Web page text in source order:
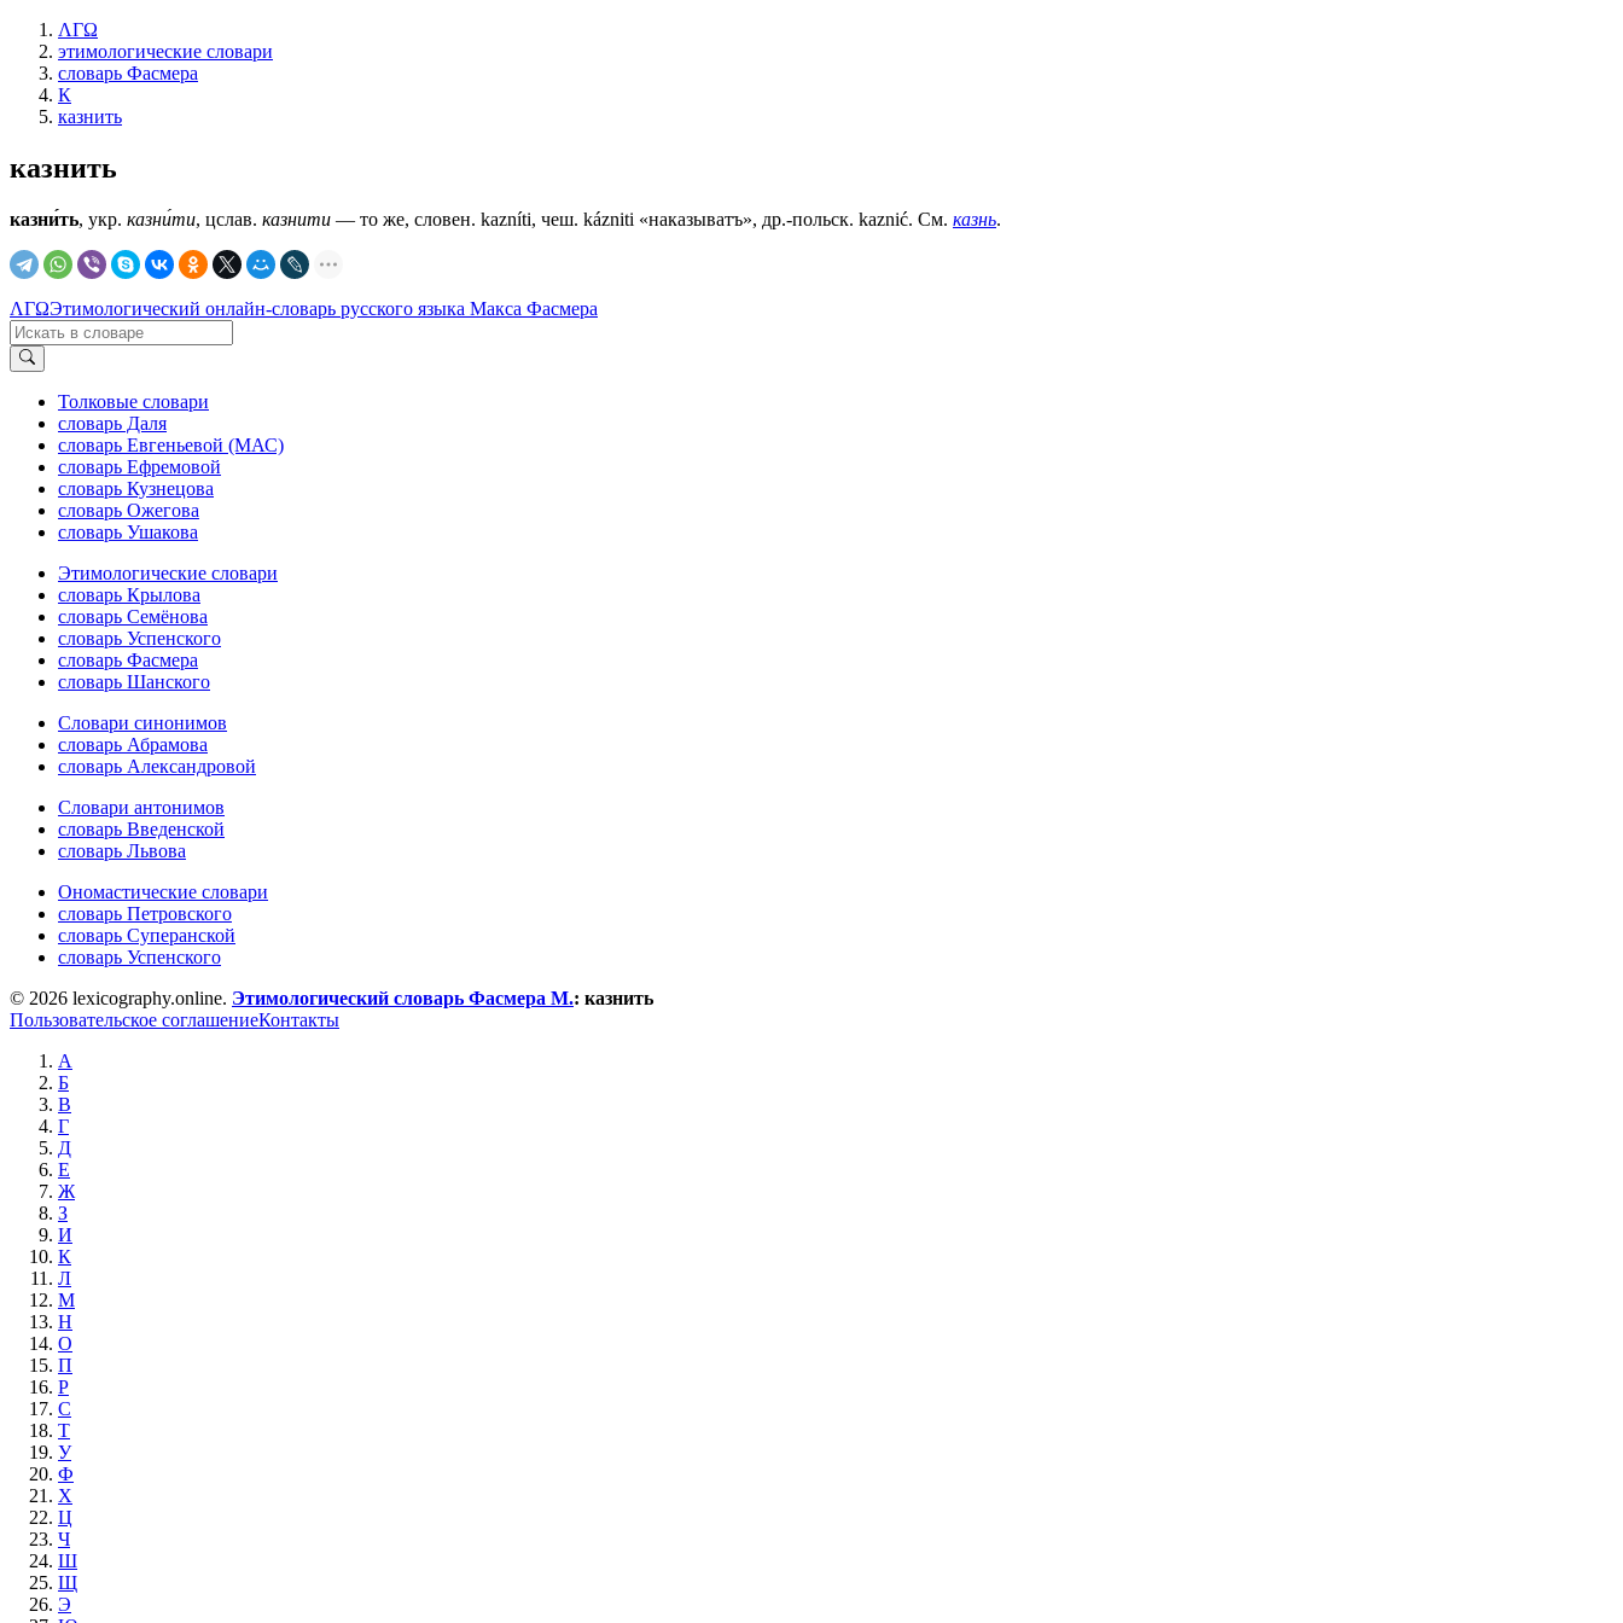
ΛΓΩ
этимологические словари
словарь Фасмера
К
казнить
казнить
казни́ть, укр. казни́ти, цслав. казнити — то же, словен. kazníti, чеш. kázniti «наказыватъ», др.-польск. kaznić. См. казнь.
ΛΓΩЭтимологический онлайн-словарь русского языка Макса Фасмера
Толковые словари
словарь Даля
словарь Евгеньевой (МАС)
словарь Ефремовой
словарь Кузнецова
словарь Ожегова
словарь Ушакова
Этимологические словари
словарь Крылова
словарь Семёнова
словарь Успенского
словарь Фасмера
словарь Шанского
Словари синонимов
словарь Абрамова
словарь Александровой
Словари антонимов
словарь Введенской
словарь Львова
Ономастические словари
словарь Петровского
словарь Суперанской
словарь Успенского
© 2026 lexicography.online. Этимологический словарь Фасмера М.: казнить
Пользовательское соглашениеКонтакты
А
Б
В
Г
Д
Е
Ж
З
И
К
Л
М
Н
О
П
Р
С
Т
У
Ф
Х
Ц
Ч
Ш
Щ
Э